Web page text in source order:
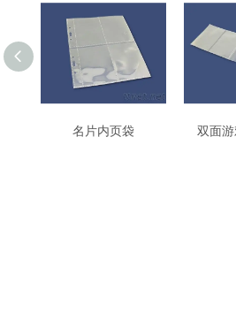
名片内页袋 双面